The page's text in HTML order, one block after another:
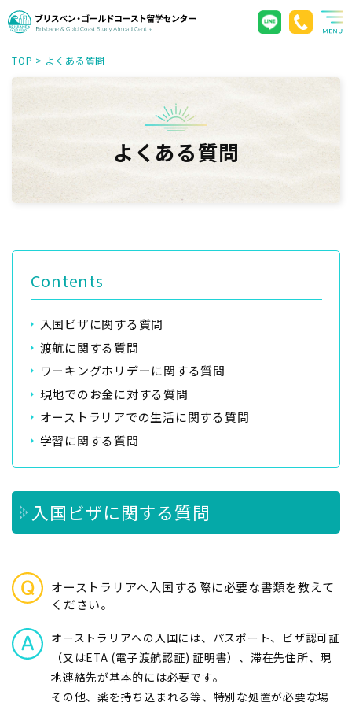
TOP > よくある質問
よくある質問
Contents
入国ビザに関する質問
渡航に関する質問
ワーキングホリデーに関する質問
現地でのお金に対する質問
オーストラリアでの生活に関する質問
学習に関する質問
入国ビザに関する質問
オーストラリアへ入国する際に必要な書類を教えて
ください。
オーストラリアへの入国には、パスポート、ビザ認可証
（又はETA (電子渡航認証) 証明書）、滞在先住所、現
地連絡先が基本的には必要です。
その他、薬を持ち込まれる等、特別な処置が必要な場